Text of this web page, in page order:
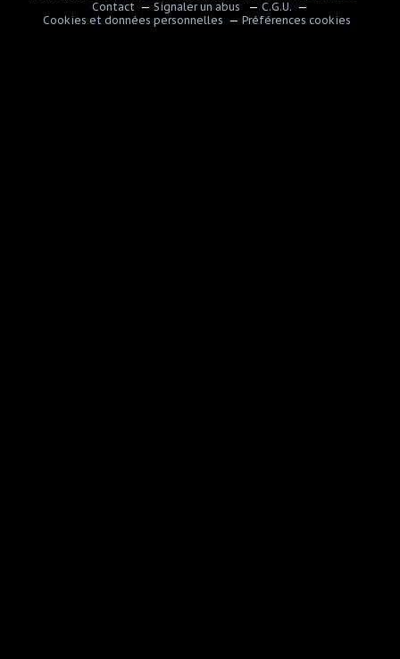
Contact
Signaler un abus
C.G.U.
Cookies et données personnelles
Préférences cookies